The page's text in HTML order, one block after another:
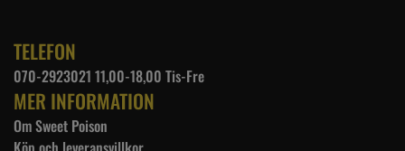
TELEFON
070-2923021 11,00-18,00 Tis-Fre
MER INFORMATION
Om Sweet Poison